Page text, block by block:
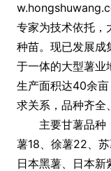
专家为技术依托，
种苗。现已发展成
于一体的大型薯业
生产面积达40余
求关系，品种齐全
主要甘薯品种
薯18、徐薯22、
日本黑薯、日本